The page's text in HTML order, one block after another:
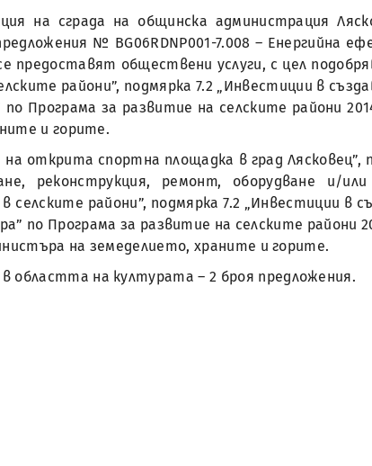
на сграда на общинска администрация
№ BG06RDNP001-7.008 – Енергийна
предоставят обществени услуги, с цел
райони”, подмярка 7.2 „Инвестиции в
за развитие на селските райони 2014
и горите.
открита спортна площадка в град Лясковец”,
реконструкция, ремонт, оборудване и/
селските райони”, подмярка 7.2 „Инвестиции в
Програма за развитие на селските райони
на земеделието, храните и горите.
областта на културата – 2 броя предложения.